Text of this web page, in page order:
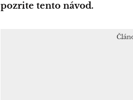
pozrite tento návod.